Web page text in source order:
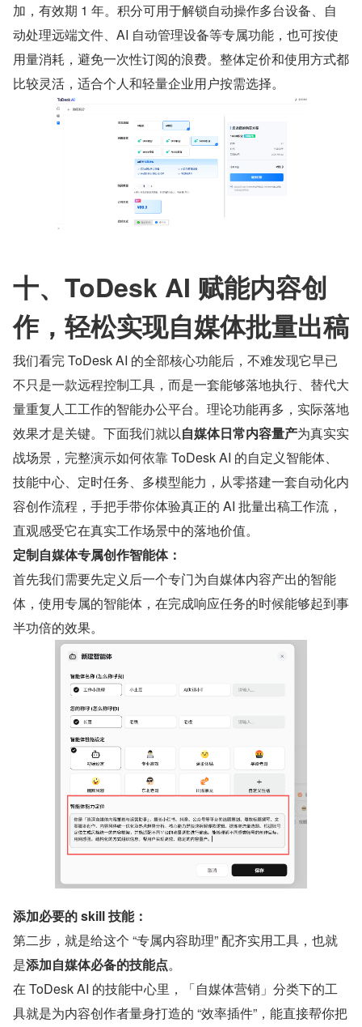
加，有效期 1 年。积分可用于解锁自动操作多台设备、自
动处理远端文件、AI 自动管理设备等专属功能，也可按使
用量消耗，避免一次性订阅的浪费。整体定价和使用方式都
比较灵活，适合个人和轻量企业用户按需选择。
十、ToDesk AI 赋能内容创
作，轻松实现自媒体批量出稿
我们看完 ToDesk AI 的全部核心功能后，不难发现它早已
不只是一款远程控制工具，而是一套能够落地执行、替代大
量重复人工工作的智能办公平台。理论功能再多，实际落地
效果才是关键。下面我们就以自媒体日常内容量产为真实实
战场景，完整演示如何依靠 ToDesk AI 的自定义智能体、
技能中心、定时任务、多模型能力，从零搭建一套自动化内
容创作流程，手把手带你体验真正的 AI 批量出稿工作流，
直观感受它在真实工作场景中的落地价值。
定制自媒体专属创作智能体：
首先我们需要先定义后一个专门为自媒体内容产出的智能
体，使用专属的智能体，在完成响应任务的时候能够起到事
半功倍的效果。
添加必要的 skill 技能：
第二步，就是给这个 “专属内容助理” 配齐实用工具，也就
是添加自媒体必备的技能点。
在 ToDesk AI 的技能中心里，「自媒体营销」分类下的工
具就是为内容创作者量身打造的 “效率插件”，能直接帮你把